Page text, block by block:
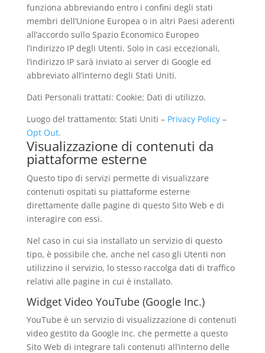
funziona abbreviando entro i confini degli stati
membri dell’Unione Europea o in altri Paesi aderenti
all’accordo sullo Spazio Economico Europeo
l’indirizzo IP degli Utenti. Solo in casi eccezionali,
l’indirizzo IP sarà inviato ai server di Google ed
abbreviato all’interno degli Stati Uniti.
Dati Personali trattati: Cookie; Dati di utilizzo.
Luogo del trattamento: Stati Uniti – Privacy Policy–
Opt Out.
Visualizzazione di contenuti da
piattaforme esterne
Questo tipo di servizi permette di visualizzare
contenuti ospitati su piattaforme esterne
direttamente dalle pagine di questo Sito Web e di
interagire con essi.
Nel caso in cui sia installato un servizio di questo
tipo, è possibile che, anche nel caso gli Utenti non
utilizzino il servizio, lo stesso raccolga dati di traffico
relativi alle pagine in cui è installato.
Widget Video YouTube (Google Inc.)
YouTube è un servizio di visualizzazione di contenuti
video gestito da Google Inc. che permette a questo
Sito Web di integrare tali contenuti all’interno delle